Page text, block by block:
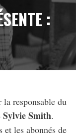
:
la responsable du
Sylvie Smith.
et les abonnés de